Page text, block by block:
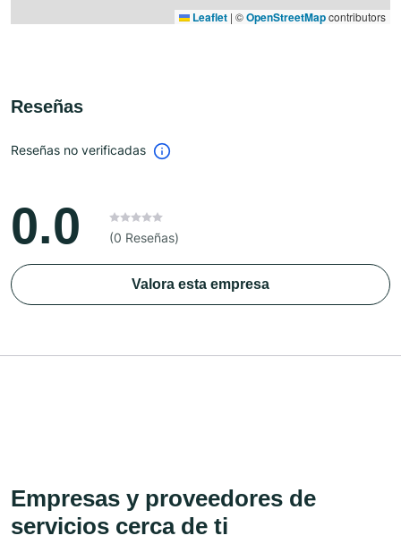
Leaflet | ©OpenStreetMapcontributors
Reseñas
Reseñas no verificadas
0.0 (0 Reseñas)
Valora esta empresa
Empresas y proveedores de
servicios cerca de ti